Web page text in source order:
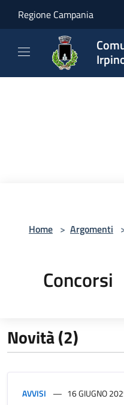
Regione Campania
Home > Argomenti
Concorsi
Novità (2)
AVVISI 16 GIUGNO